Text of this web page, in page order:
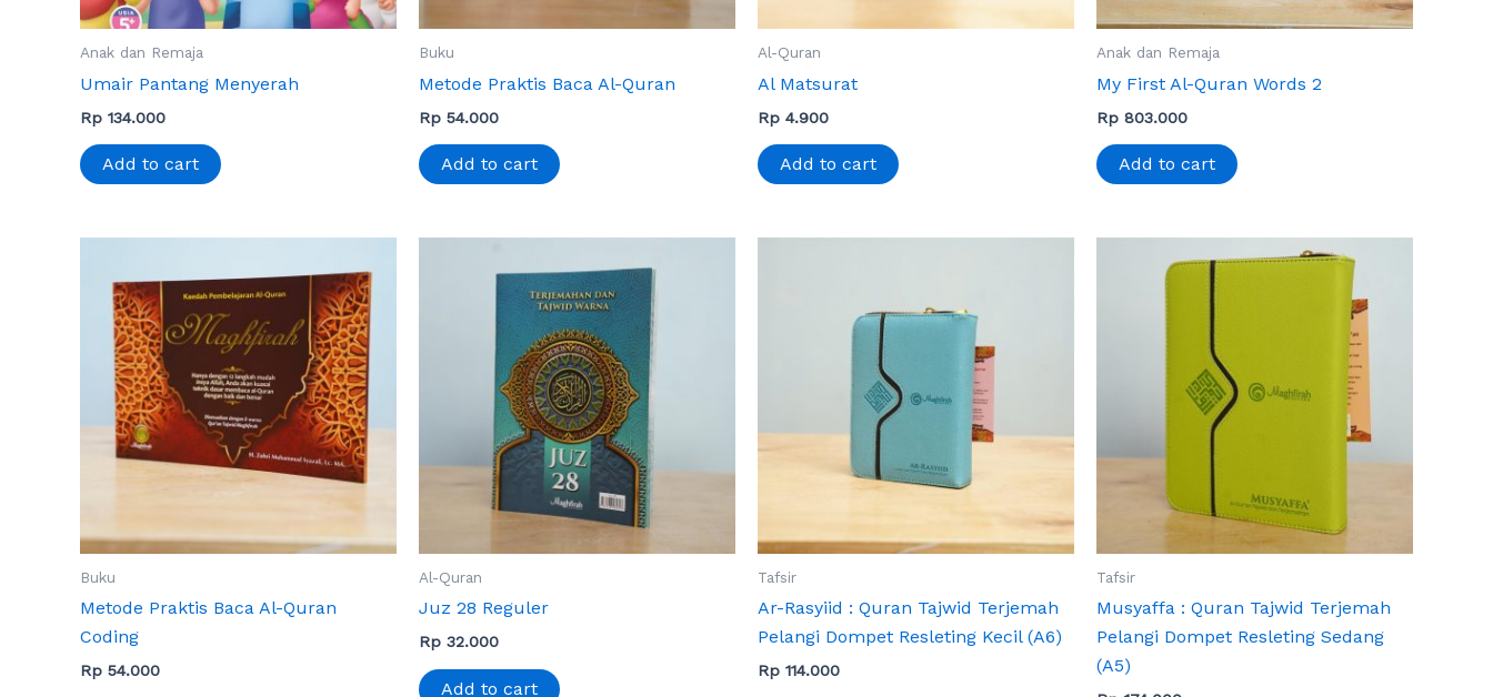
Anak dan Remaja
Umair Pantang Menyerah
Rp 134.000
Add to cart
Buku
Metode Praktis Baca Al-Quran
Rp 54.000
Add to cart
Al-Quran
Al Matsurat
Rp 4.900
Add to cart
Anak dan Remaja
My First Al-Quran Words 2
Rp 803.000
Add to cart
Buku
Metode Praktis Baca Al-Quran
Coding
Rp 54.000
Al-Quran
Juz 28 Reguler
Rp 32.000
Add to cart
Tafsir
Ar-Rasyiid : Quran Tajwid Terjemah
Pelangi Dompet Resleting Kecil (A6)
Rp 114.000
Tafsir
Musyaffa : Quran Tajwid Terjemah
Pelangi Dompet Resleting Sedang
(A5)